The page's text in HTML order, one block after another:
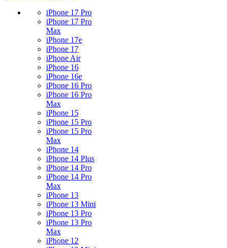
iPhone 17 Pro
iPhone 17 Pro
Max
iPhone 17e
iPhone 17
iPhone Air
iPhone 16
iPhone 16e
iPhone 16 Pro
iPhone 16 Pro
Max
iPhone 15
iPhone 15 Pro
iPhone 15 Pro
Max
iPhone 14
iPhone 14 Plus
iPhone 14 Pro
iPhone 14 Pro
Max
iPhone 13
iPhone 13 Mini
iPhone 13 Pro
iPhone 13 Pro
Max
iPhone 12